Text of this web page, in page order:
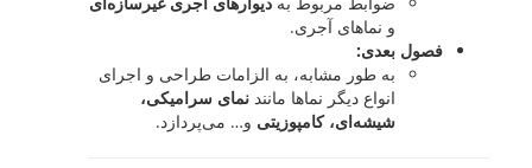
و نماهای آجری.
فصول بعدی:
به طور مشابه، به الزامات طراحی و اجرای
انواع دیگر نماها مانند نمای سرامیکی،
شیشه‌ای، کامپوزیتی و… می‌پردازد.